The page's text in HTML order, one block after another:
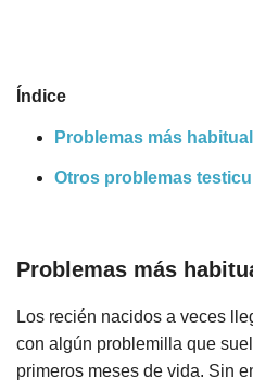
Índice
Problemas más
Otros problemas
Problemas más
Los recién nacidos a veces
con algún problemilla que
primeros meses de vida. Sin